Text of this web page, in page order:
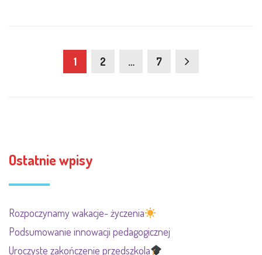
1 2 … 7
Ostatnie wpisy
Rozpoczynamy wakacje- życzenia
Podsumowanie innowacji pedagogicznej
Uroczyste zakończenie przedszkola